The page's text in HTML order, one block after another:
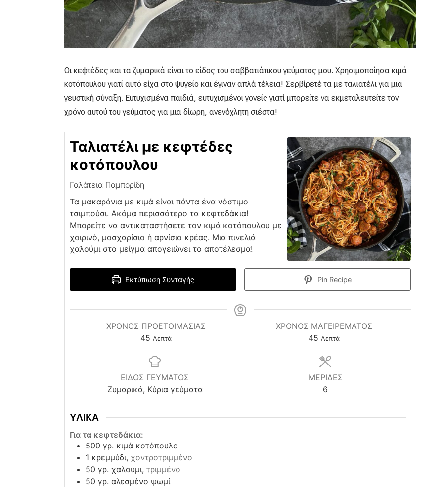
Οι κεφτέδες και τα ζυμαρικά είναι το είδος του σαββατιάτικου γεύματός μου. Χρησιμοποίησα κιμά
κοτόπουλου γιατί αυτό είχα στο ψυγείο και έγιναν απλά τέλεια! Σερβίρετέ τα με ταλιατέλι για μια
γευστική σύναξη. Ευτυχισμένα παιδιά, ευτυχισμένοι γονείς γιατί μπορείτε να εκμεταλευτείτε τον
χρόνο αυτού του γεύματος για μια δίωρη, ανενόχλητη σιέστα!
Ταλιατέλι με κεφτέδες
κοτόπουλου
Γαλάτεια Παμπορίδη
Τα μακαρόνια με κιμά είναι πάντα ένα νόστιμο
τσιμπούσι. Ακόμα περισσότερο τα κεφτεδάκια!
Μπορείτε να αντικαταστήσετε τον κιμά κοτόπουλου με
χοιρινό, μοσχαρίσιο ή αρνίσιο κρέας. Μια πινελιά
χαλούμι στο μείγμα απογειώνει το αποτέλεσμα!
Εκτύπωση Συνταγής Pin Recipe
ΧΡΌΝΟΣ ΠΡΟΕΤΟΙΜΑΣΊΑΣ
45 minutes
Λεπτά
ΧΡΟΝΟΣ ΜΑΓΕΙΡΕΜΑΤΟΣ
45 minutes
Λεπτά
ΕΙΔΟΣ ΓΕΥΜΑΤΟΣ
Ζυμαρικά, Κύρια γεύματα
ΜΕΡΙΔΕΣ
6
ΥΛΙΚΑ
Για τα κεφτεδάκια:
500 γρ. κιμά κοτόπουλο
1 κρεμμύδι, χοντροτριμμένο
50 γρ. χαλούμι, τριμμένο
50 γρ. αλεσμένο ψωμί